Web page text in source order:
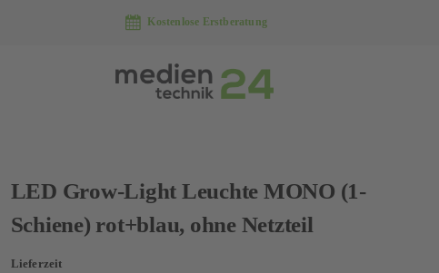
Kostenlose Erstberatung
Anfang
Bildergalerie
LED Grow-Light Leuchte MONO (1-
Schiene) rot+blau, ohne Netzteil
Lieferzeit